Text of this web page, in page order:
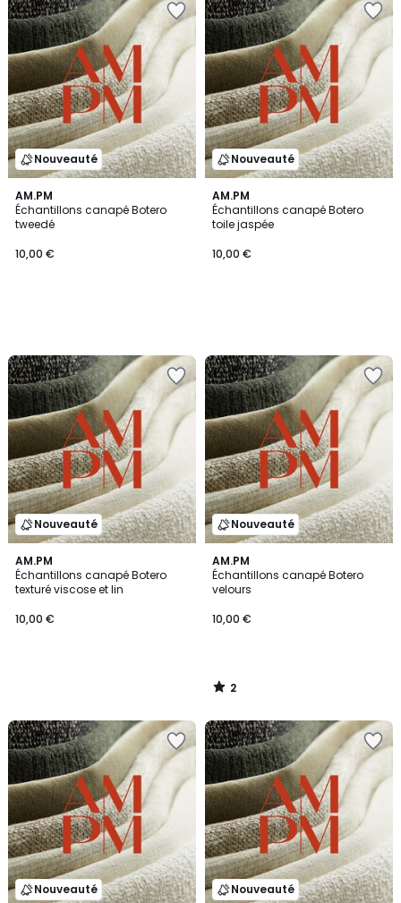
Nouveauté
AM.PM
Échantillons canapé Botero
tweedé
10,00 €
Nouveauté
AM.PM
Échantillons canapé Botero
toile jaspée
10,00 €
Nouveauté
AM.PM
Échantillons canapé Botero
texturé viscose et lin
10,00 €
Nouveauté
AM.PM
Échantillons canapé Botero
velours
10,00 €
2
/
5
2
/
Nouveauté Nouveauté